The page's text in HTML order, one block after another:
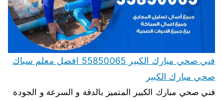
فني صحي مبارك الكبير 55850065 افضل معلم سباك
صحي مبارك الكبير
فني صحي مبارك الكبير المتميز بالدقة و السرعة و الجودة